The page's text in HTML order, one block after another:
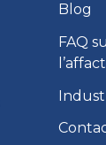
Blog
FAQ